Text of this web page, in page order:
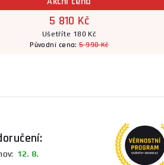
5 810 Kč
Ušetříte 180 Kč
Původní cena:5 990 Kč
12. 8.